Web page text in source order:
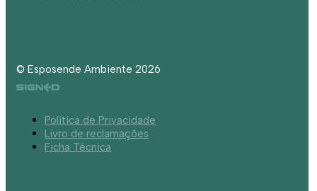
© Esposende Ambiente 2026
Política de Privacidade
Livro de reclamações
Ficha Técnica